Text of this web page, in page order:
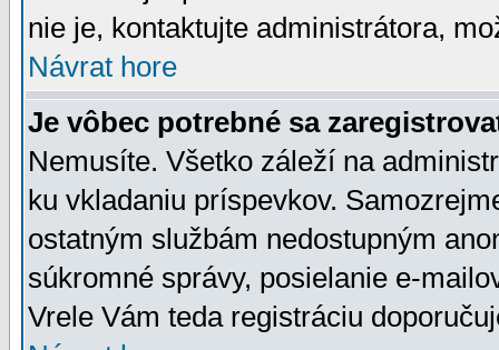
nie je, kontaktujte administrátora,
Návrat hore
Je vôbec potrebné sa
Nemusíte. Všetko záleží na
ku vkladaniu príspevkov.
ostatným službám nedostupným
súkromné správy, posielanie e-
Vrele Vám teda registráciu